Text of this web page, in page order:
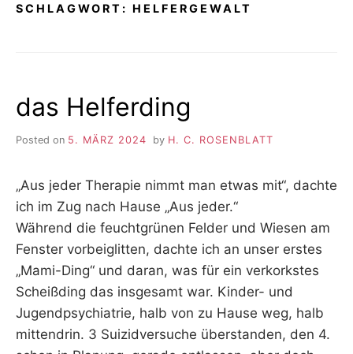
SCHLAGWORT: HELFERGEWALT
das Helferding
Posted on 5. MÄRZ 2024 by H. C. ROSENBLATT
„Aus jeder Therapie nimmt man etwas mit“, dachte
ich im Zug nach Hause „Aus jeder.“
Während die feuchtgrünen Felder und Wiesen am
Fenster vorbeiglitten, dachte ich an unser erstes
„Mami-Ding“ und daran, was für ein verkorkstes
Scheißding das insgesamt war. Kinder- und
Jugendpsychiatrie, halb von zu Hause weg, halb
mittendrin. 3 Suizidversuche überstanden, den 4.